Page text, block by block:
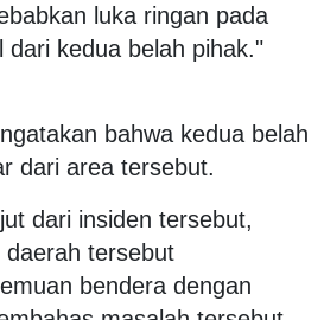
luka ringan pada
dari kedua belah pihak."
bahwa kedua belah
dari area tersebut.
dari insiden tersebut,
daerah tersebut
bendera dengan